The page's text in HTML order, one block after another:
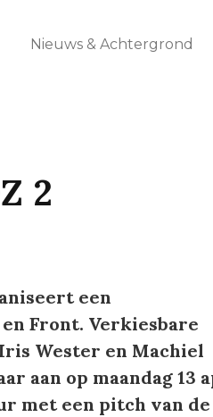
Nieuws & Achtergrond
2
een
Front. Verkiesbare
Wester en Machiel
aan op maandag 13
met een pitch van de